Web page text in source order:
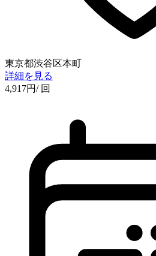
東京都渋谷区本町
詳細を見る
4,917円/ 回